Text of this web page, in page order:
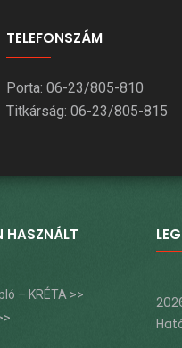
TELEFONSZÁM
Porta: 06-23/805-810
Titkárság: 06-23/805-815
HASZNÁLT
– KRÉTA >>